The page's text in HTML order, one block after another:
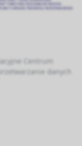
Centrum
danych